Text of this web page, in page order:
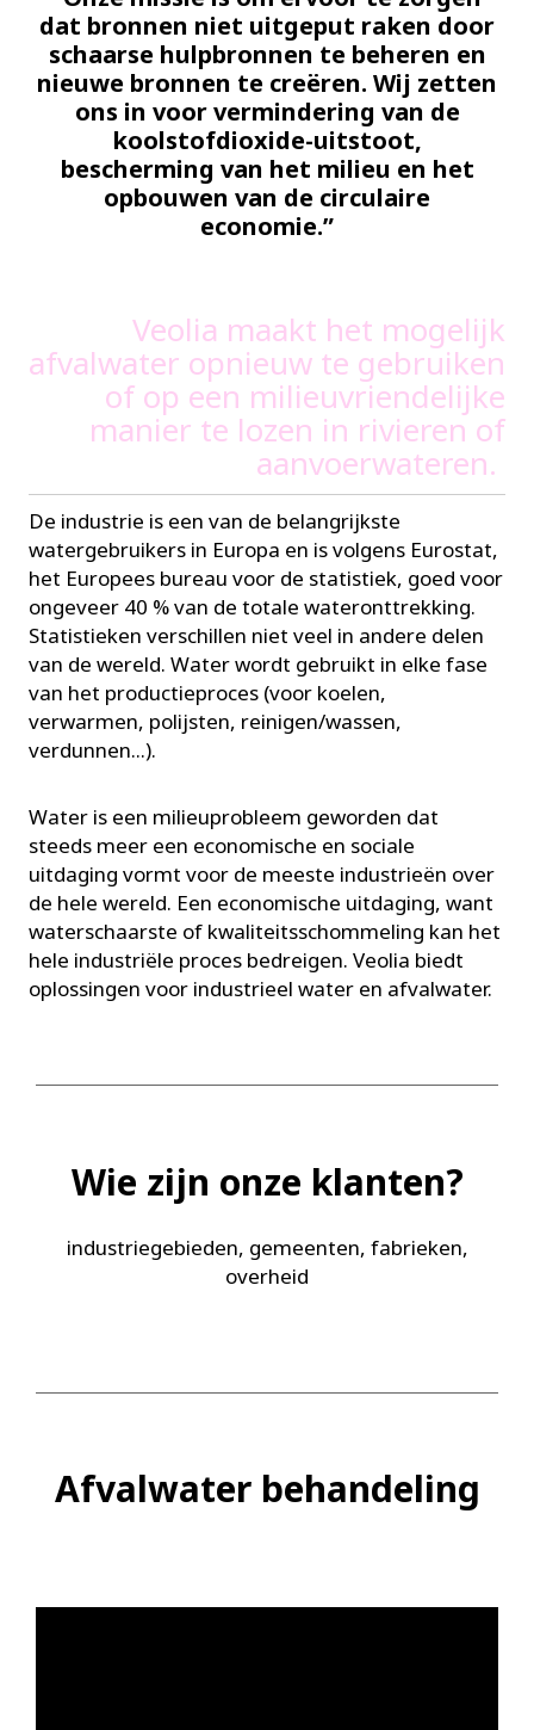
dat bronnen niet uitgeput raken door
schaarse hulpbronnen te beheren en
nieuwe bronnen te creëren. Wij zetten
ons in voor vermindering van de
koolstofdioxide-uitstoot,
bescherming van het milieu en het
opbouwen van de circulaire
economie.”
De industrie is een van de belangrijkste
watergebruikers in Europa en is volgens Eurostat,
het Europees bureau voor de statistiek, goed voor
ongeveer 40 % van de totale wateronttrekking.
Statistieken verschillen niet veel in andere delen
van de wereld. Water wordt gebruikt in elke fase
van het productieproces (voor koelen,
verwarmen, polijsten, reinigen/wassen,
verdunnen...).
Water is een milieuprobleem geworden dat
steeds meer een economische en sociale
uitdaging vormt voor de meeste industrieën over
de hele wereld. Een economische uitdaging, want
waterschaarste of kwaliteitsschommeling kan het
hele industriële proces bedreigen. Veolia biedt
oplossingen voor industrieel water en afvalwater.
Veolia maakt het mogelijk
afvalwater opnieuw te gebruiken
of op een milieuvriendelijke
manier te lozen in rivieren of
aanvoerwateren.
Wie zijn onze klanten?
industriegebieden, gemeenten, fabrieken,
overheid
Afvalwater behandeling